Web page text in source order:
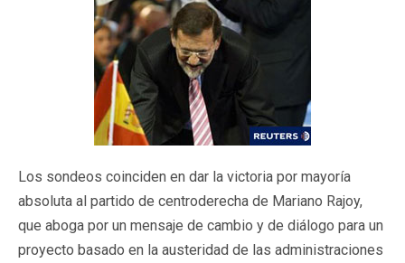
Los sondeos coinciden en dar la victoria por mayoría
absoluta al partido de centroderecha de Mariano Rajoy,
que aboga por un mensaje de cambio y de diálogo para un
proyecto basado en la austeridad de las administraciones